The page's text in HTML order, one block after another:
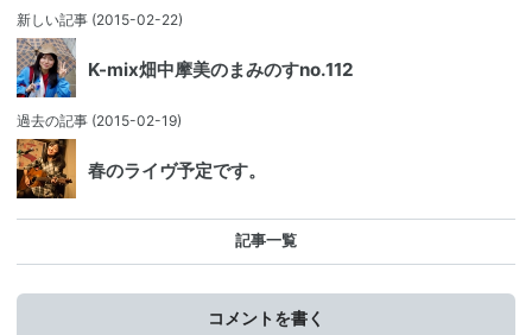
新しい記事 (2015-02-22)
K-mix畑中摩美のまみのすno.112
過去の記事 (2015-02-19)
春のライヴ予定です。
記事一覧
コメントを書く